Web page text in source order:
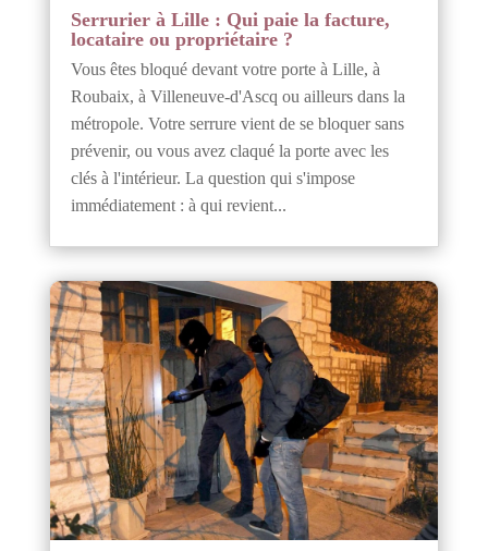
Serrurier à Lille : Qui paie la facture,
locataire ou propriétaire ?
Vous êtes bloqué devant votre porte à Lille, à
Roubaix, à Villeneuve-d'Ascq ou ailleurs dans la
métropole. Votre serrure vient de se bloquer sans
prévenir, ou vous avez claqué la porte avec les
clés à l'intérieur. La question qui s'impose
immédiatement : à qui revient...